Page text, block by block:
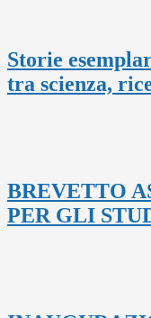
Storie
tra scienza,
BREVETTO
PER GLI